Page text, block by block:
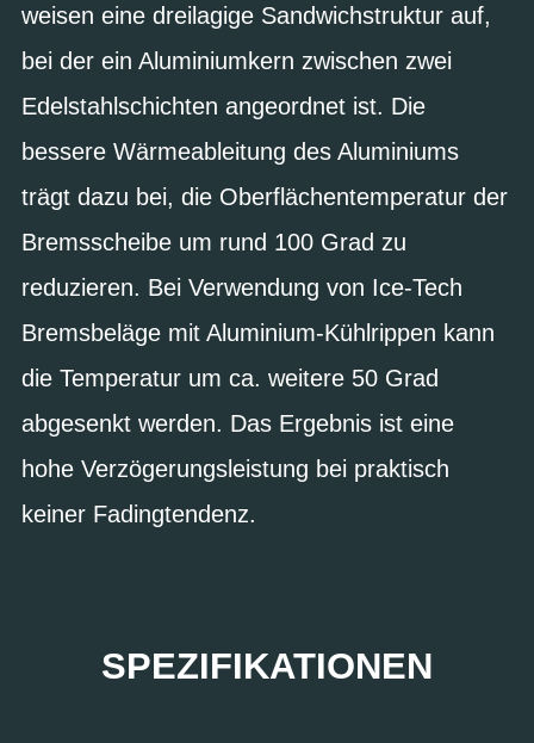
weisen eine dreilagige Sandwichstruktur auf,
bei der ein Aluminiumkern zwischen zwei
Edelstahlschichten angeordnet ist. Die
bessere Wärmeableitung des Aluminiums
trägt dazu bei, die Oberflächentemperatur der
Bremsscheibe um rund 100 Grad zu
reduzieren. Bei Verwendung von Ice-Tech
Bremsbeläge mit Aluminium-Kühlrippen kann
die Temperatur um ca. weitere 50 Grad
abgesenkt werden. Das Ergebnis ist eine
hohe Verzögerungsleistung bei praktisch
keiner Fadingtendenz.
SPEZIFIKATIONEN